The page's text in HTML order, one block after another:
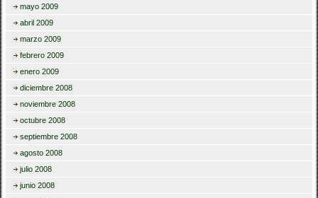
mayo 2009
abril 2009
marzo 2009
febrero 2009
enero 2009
diciembre 2008
noviembre 2008
octubre 2008
septiembre 2008
agosto 2008
julio 2008
junio 2008